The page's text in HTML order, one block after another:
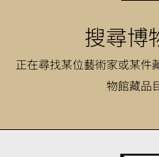
搜尋博
正在尋找某位藝術家或某件
物館藏品